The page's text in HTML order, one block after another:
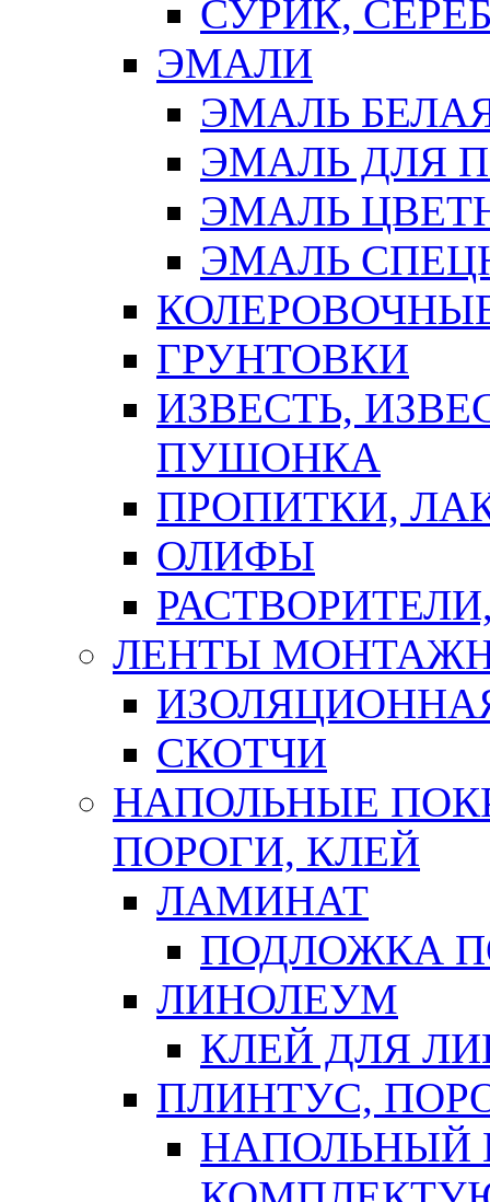
СУРИК,
ЭМАЛИ
ЭМАЛЬ
ЭМАЛЬ ДЛЯ
ЭМАЛЬ
ЭМАЛЬ
ГРУНТОВКИ
ИЗВЕСТЬ,
ПУШОНКА
ПРОПИТКИ,
ОЛИФЫ
ЛЕНТЫ
СКОТЧИ
НАПОЛЬНЫЕ
ПОРОГИ, КЛЕЙ
ЛАМИНАТ
ПОДЛОЖКА
ЛИНОЛЕУМ
КЛЕЙ ДЛЯ
ПЛИНТУС,
НАПОЛЬНЫЙ